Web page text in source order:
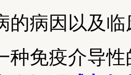
的病因以及临
种免疫介导